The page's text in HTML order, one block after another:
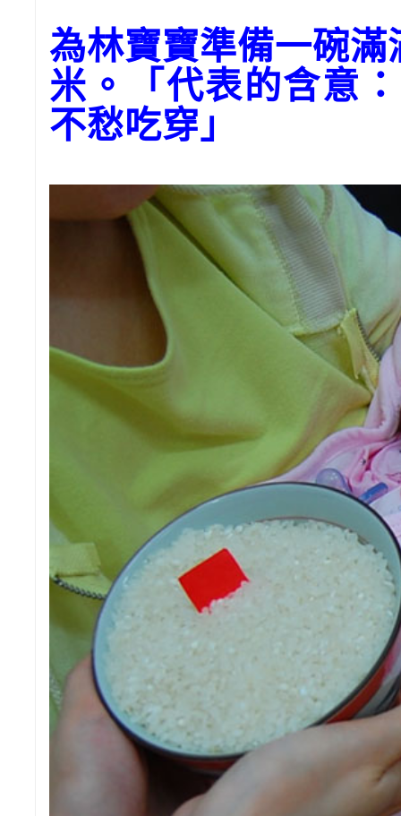
為林寶寶準備一碗滿
米。「代表的含意
不愁吃穿」